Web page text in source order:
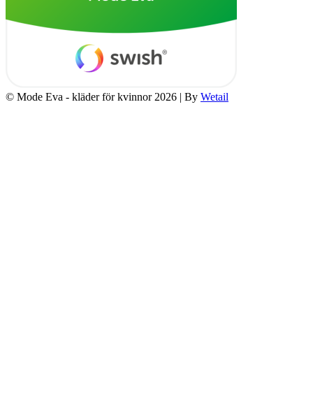
© Mode Eva - kläder för kvinnor 2026 | By Wetail